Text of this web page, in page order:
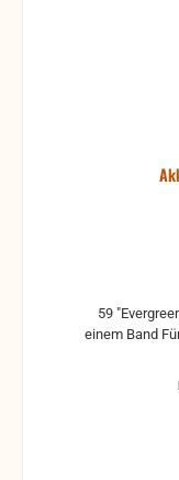
59
einem Band Für Akkordeon ab 24 Bässen, bearbeitet